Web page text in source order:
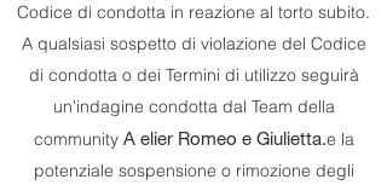
Codice di condotta in reazione al torto subito.
A qualsiasi sospetto di violazione del Codice
di condotta o dei Termini di utilizzo seguirà
un'indagine condotta dal Team della
community A elier Romeo e Giulietta.e la
potenziale sospensione o rimozione degli